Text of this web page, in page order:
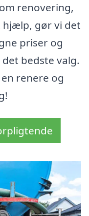
renovering,
hjælp, gør vi det
priser og
bedste valg.
renere og